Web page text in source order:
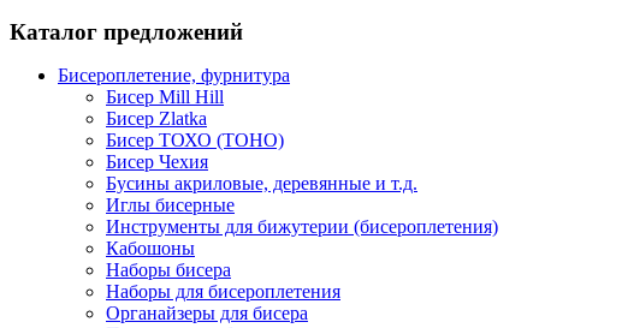
Каталог предложений
Бисероплетение, фурнитура
Бисер Mill Hill
Бисер Zlatka
Бисер ТОХО (TOHO)
Бисер Чехия
Бусины акриловые, деревянные и т.д.
Иглы бисерные
Инструменты для бижутерии (бисероплетения)
Кабошоны
Наборы бисера
Наборы для бисероплетения
Органайзеры для бисера